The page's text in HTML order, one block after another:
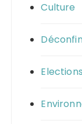
Culture
Elections